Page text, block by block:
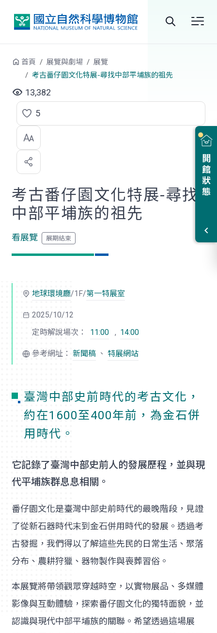
搜
開館狀態
首頁 展覽與劇場
展覽
考古番仔園文化特展-尋找中部平埔族的祖先
13,382
點
選
喜
歡
5
考古番仔園文化特展-尋找
中部平埔族的祖先
看展覽
地球環境廳/1F/第一特展室
2025/10/12
定時解說場次：
11:00 , 14:00
參考網址： 新聞稿 、 特展網站
臺灣中部史前時代的考古文化，
約在1600至400年前，為金石併
用時代。
它記錄了臺灣中部史前人的發展歷程，並與現
代平埔族群息息相關。
番仔園文化是臺灣中部史前時代的最晚階段，見證
了從新石器時代末到金石併用時代的發展。透過考
古發掘，我們得以了解這些先民的日常生活、聚落
分布、農耕狩獵、器物製作與喪葬習俗。
本展覽將帶領觀眾穿越時空，以實物展品、多媒體
影像與互動體驗，探索番仔園文化的獨特面貌，並
認識與現代中部平埔族的關聯。希望透過這場展